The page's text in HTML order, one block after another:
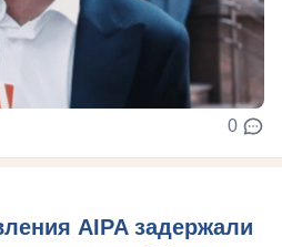
0
AIPA задержали